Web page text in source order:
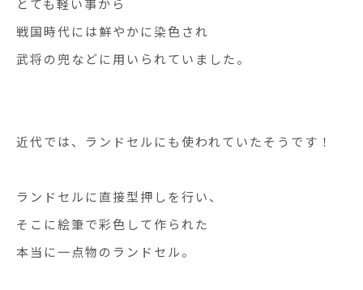
戦国時代には鮮やかに染色され
武将の兜などに用いられていました。
近代では、ランドセルにも使われていたそうです！
ランドセルに直接型押しを行い、
そこに絵筆で彩色して作られた
本当に一点物のランドセル。